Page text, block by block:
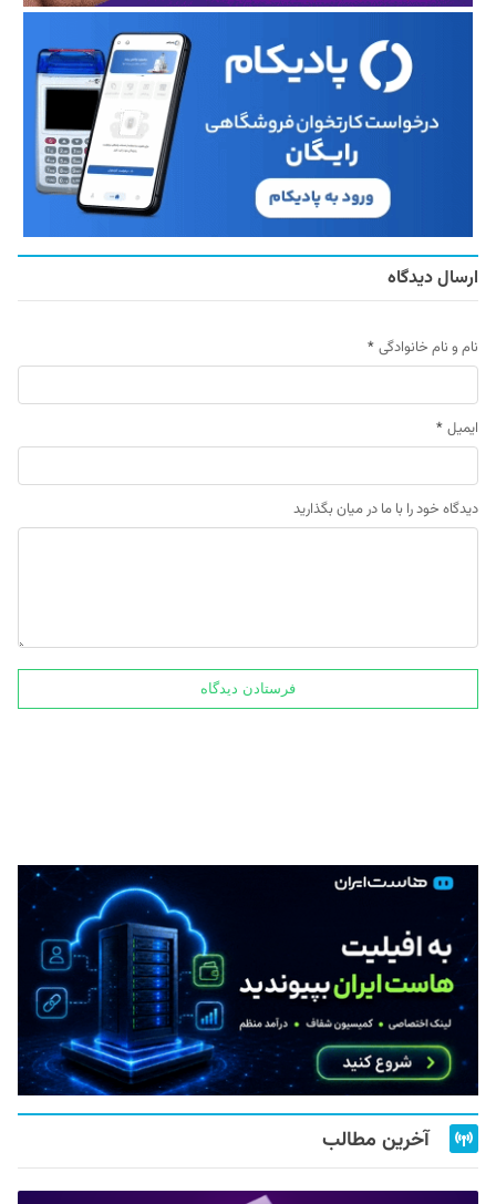
ارسال دیدگاه
نام و نام خانوادگی *
ایمیل *
دیدگاه خود را با ما در میان بگذارید
آخرین مطالب